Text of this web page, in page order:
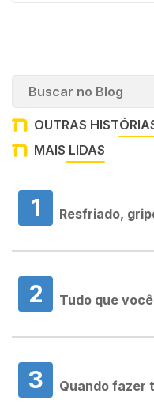
OUTRAS
MAIS LIDAS
1 Resfriado,
2 Tudo que
3 Quando fazer